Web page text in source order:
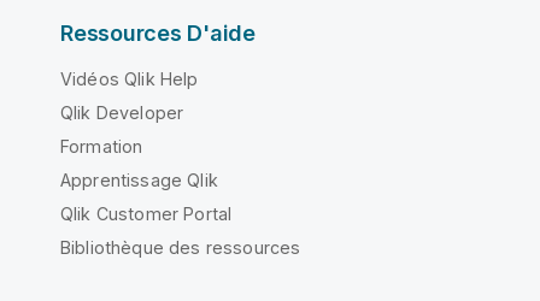
Ressources D'aide
Vidéos Qlik Help
Qlik Developer
Formation
Apprentissage Qlik
Qlik Customer Portal
Bibliothèque des ressources